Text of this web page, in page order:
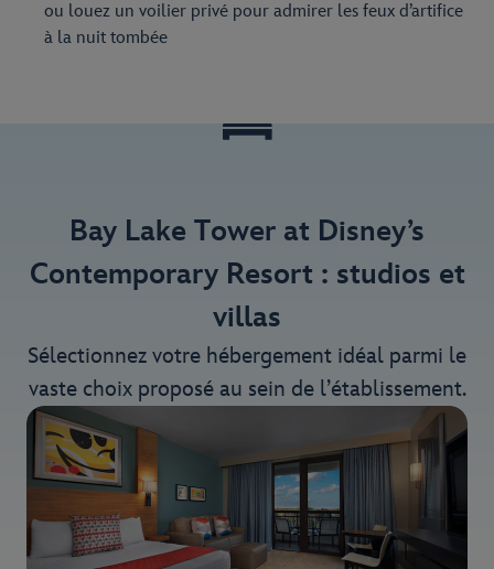
ou louez un voilier privé pour admirer les feux d’artifice
à la nuit tombée
Bay Lake Tower at Disney’s
Contemporary Resort : studios et
villas
Sélectionnez votre hébergement idéal parmi le
vaste choix proposé au sein de l’établissement.